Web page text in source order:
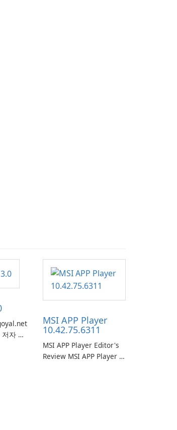
자 및
MSI APP Player
10.42.75.6311
MSI APP Player Editor's
Review MSI APP Player is